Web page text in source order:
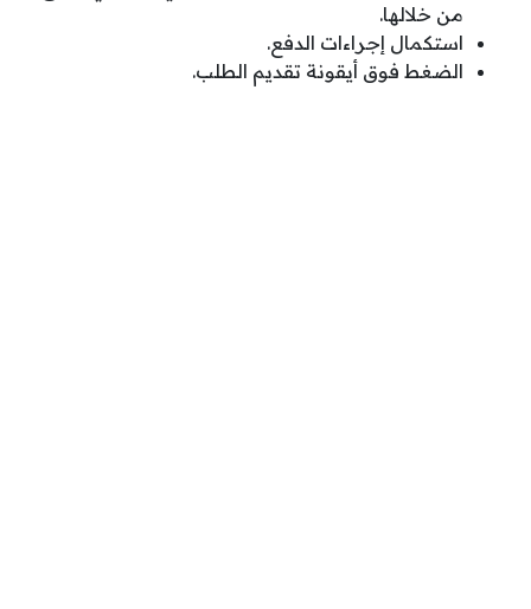
من خلالها.
استكمال إجراءات الدفع.
الضغط فوق أيقونة تقديم الطلب.